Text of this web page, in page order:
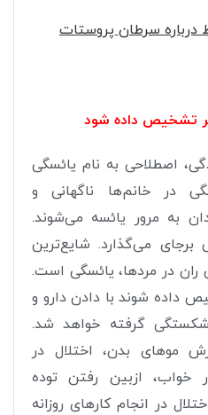
درباره سرطان پروستات
اصطلاحی به نام یائسگی
در خانم‌ها ناگهانی و
به مرور یائسه می‌شوند.
برجای می‌گذارد. شایع‌ترین
در مردها، یائسگی است.
داده شوند با دادن دارو و
شکستگی گرفته خواهد شد.
موهای بدن، اختلال در
خواب، ازبین رفتن توده
در انجام کارهای روزانه